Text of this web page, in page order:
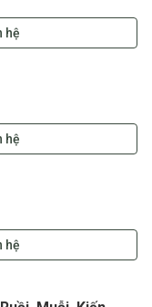
hệ
hệ
hệ